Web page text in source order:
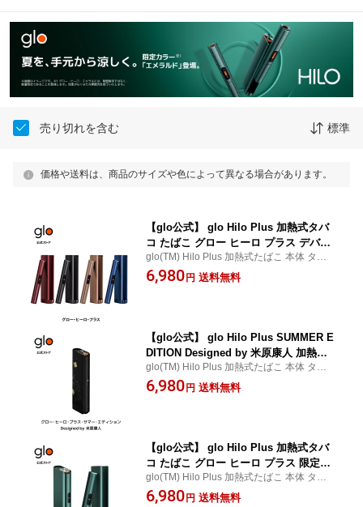
売り切れを含む 標準
価格や送料は、商品のサイズや色によって異なる場合があります。
【glo公式】 glo Hilo Plus 加熱式タバ
コ たばこ グロー ヒーロ プラス デバイ
ス本体 ディスプレイ搭載 ブースト・モ
ード搭載 正規品 送料込み
glo(TM) Hilo Plus 加熱式たばこ 本体 タバコ
デバイス
6,980 円 送料無料
【glo公式】 glo Hilo Plus SUMMER E
DITION Designed by 米原康人 加熱式
タバコ たばこ グロー ヒーロ プラス・
サマー・エディション 限定カラー デバ
glo(TM) Hilo Plus 加熱式たばこ 本体 タバコ
デバイス グロー・ヒーロ・プラス・サマ
ー・エディション Designed by 米原康人 限
6,980 円 送料無料
【glo公式】 glo Hilo Plus 加熱式タバ
コ たばこ グロー ヒーロ プラス 限定カ
ラー デバイス本体 ディスプレイ搭載 ブ
ースト・モード搭載 正規品 送料込み
glo(TM) Hilo Plus 加熱式たばこ 本体 タバコ
デバイス 限定カラー
6,980 円 送料無料